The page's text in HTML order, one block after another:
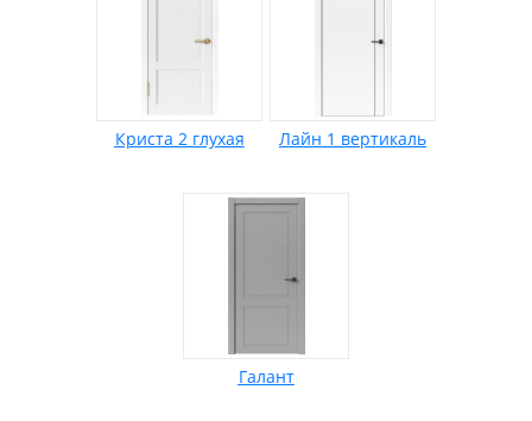
Криста 2 глухая Лайн 1 вертикаль
Галант